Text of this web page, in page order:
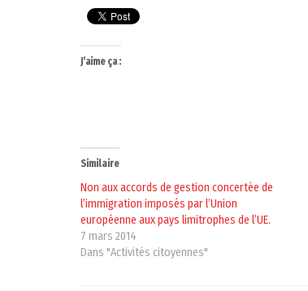
J’aime ça :
Similaire
Non aux accords de gestion concertée de
l’immigration imposés par l’Union
européenne aux pays limitrophes de l’UE.
7 mars 2014
Dans "Activités citoyennes"